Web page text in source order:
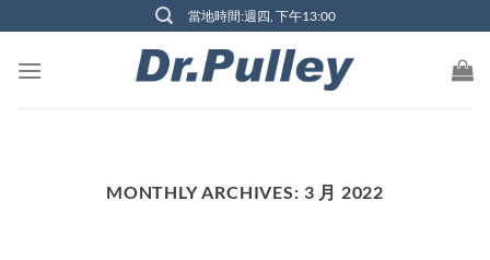
content
當地時間:週四, 下午13:00
MONTHLY ARCHIVES: 3 月 2022